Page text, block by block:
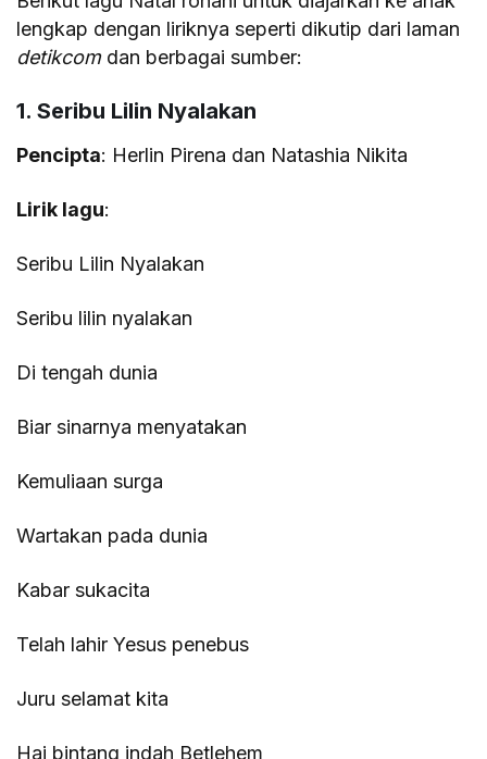
lengkap dengan liriknya seperti dikutip dari laman
detikcomdan berbagai sumber:
1. Seribu Lilin Nyalakan
Pencipta: Herlin Pirena dan Natashia Nikita
Lirik lagu:
Seribu Lilin Nyalakan
Seribu lilin nyalakan
Di tengah dunia
Biar sinarnya menyatakan
Kemuliaan surga
Wartakan pada dunia
Kabar sukacita
Telah lahir Yesus penebus
Juru selamat kita
Hai bintang indah Betlehem